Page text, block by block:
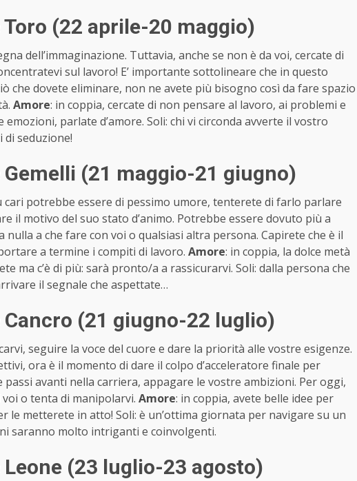
(22 aprile-20 maggio)
dell’immaginazione. Tuttavia, anche se non è da voi, cercate di
sul lavoro! E’ importante sottolineare che in questo
che dovete eliminare, non ne avete più bisogno così da fare spazio
Amore: in coppia, cercate di non pensare al lavoro, ai problemi e
parlate d’amore. Soli: chi vi circonda avverte il vostro
di seduzione!
(21 maggio-21 giugno)
cari potrebbe essere di pessimo umore, tenterete di farlo parlare
il motivo del suo stato d’animo. Potrebbe essere dovuto più a
a che fare con voi o qualsiasi altra persona. Capirete che è il
a termine i compiti di lavoro. Amore: in coppia, la dolce metà
ma c’è di più: sarà pronto/a a rassicurarvi. Soli: dalla persona che
il segnale che aspettate…
(21 giugno-22 luglio)
seguire la voce del cuore e dare la priorità alle vostre esigenze.
ora è il momento di dare il colpo d’acceleratore finale per
avanti nella carriera, appagare le vostre ambizioni. Per oggi,
o tenta di manipolarvi. Amore: in coppia, avete belle idee per
le metterete in atto! Soli: è un’ottima giornata per navigare su un
saranno molto intriganti e coinvolgenti.
(23 luglio-23 agosto)